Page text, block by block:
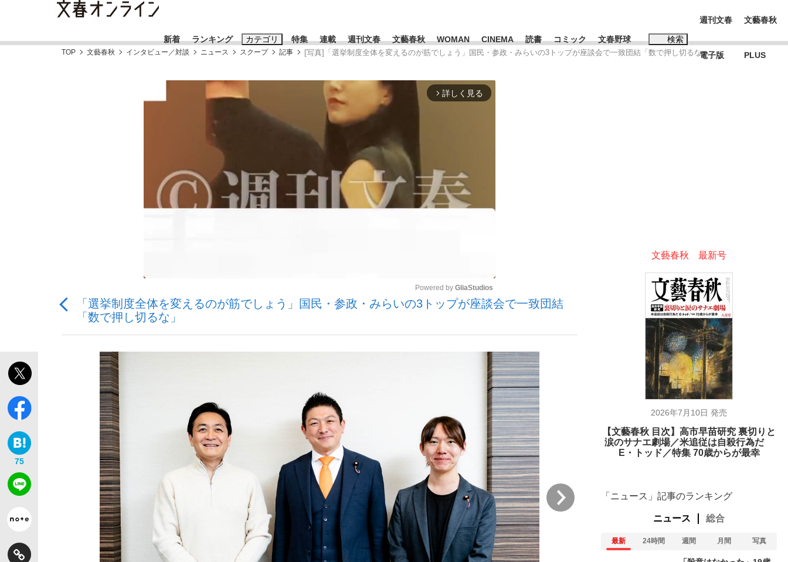
新着 ランキング カテゴリ
「敗因分析は一切聞かれなかった」侍ジャパン選手が証言した“NPB聞... 「クマが悪者扱いされているのが悲しい」『北の国から』倉本聰氏（91...
「目標達成できなかったからと言って…」サッカー日本代表・森保一監督...
もっと見る
特集
キングの誕生を、目撃せよ。
いまさら聞けない資産運用のすべて
the Style
もっと見る
連載 週刊文春 文藝春秋 WOMAN CINEMA 読書 コミック 文春野球 検索
おすすめのキーワードタグ一覧
#高市早苗 #森岡毅
週刊文春
電子版
文藝春秋
PLUS
TOP 文藝春秋 インタビュー／対談 ニュース スクープ 記事 [写真]「選挙制度全体を変えるのが筋でしょう」国民・参政・みらいの3トップが座談会で一致団結「数で押し切るな」
arrow_forward_ios 詳しく見る
Powered by GliaStudios
「選挙制度全体を変えるのが筋でしょう」国民・参政・みらいの3トップが座談会で一致団結
「数で押し切るな」
75
文藝春秋 最新号
2026年7月10日 発売
【文藝春秋 目次】高市早苗研究 裏切りと
涙のサナエ劇場／米追従は自殺行為だ
E・トッド／特集 70歳からが最幸
「ニュース」記事のランキング
ニュース 総合
最新 24時間 週間 月間 写真